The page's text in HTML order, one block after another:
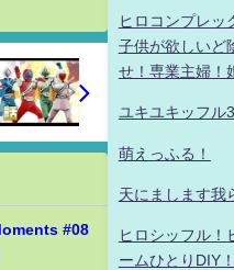
ヒロコンプレッ
子供が欲しいど
せ！専業主婦！
ユキユキッフル3
萌えっふる！
天にまします我
ヒロシッフル！
ームひとりDIY！